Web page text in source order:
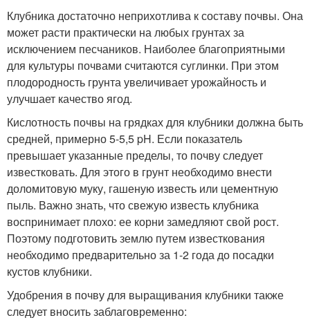
Клубника достаточно неприхотлива к составу почвы. Она
может расти практически на любых грунтах за
исключением песчаников. Наиболее благоприятными
для культуры почвами считаются суглинки. При этом
плодородность грунта увеличивает урожайность и
улучшает качество ягод.
Кислотность почвы на грядках для клубники должна быть
средней, примерно 5-5,5 pH. Если показатель
превышает указанные пределы, то почву следует
известковать. Для этого в грунт необходимо внести
доломитовую муку, гашеную известь или цементную
пыль. Важно знать, что свежую известь клубника
воспринимает плохо: ее корни замедляют свой рост.
Поэтому подготовить землю путем известкования
необходимо предварительно за 1-2 года до посадки
кустов клубники.
Удобрения в почву для выращивания клубники также
следует вносить заблаговременно: